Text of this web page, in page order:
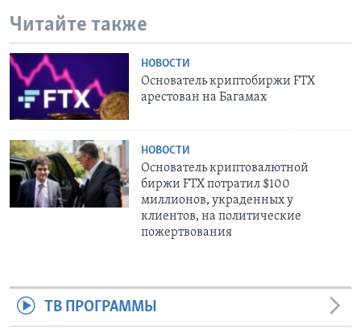
Читайте также
НОВОСТИ
Основатель криптобиржи FTX
арестован на Багамах
НОВОСТИ
Основатель криптовалютной
биржи FTX потратил $100
миллионов, украденных у
клиентов, на политические
пожертвования
ТВ ПРОГРАММЫ